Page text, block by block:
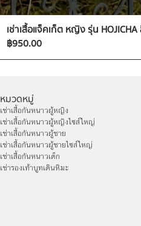
เช่าเสื้อแจ็คเก็ต หญิง รุ่น
ราคา
฿950.00
หมวดหมู่
เช่าเสื้อกันหนาวผู้หญิง
เช่าเสื้อกันหนาวผู้หญิงไซส์ใหญ่
เช่าเสื้อกันหนาวผู้ชาย
เช่าเสื้อกันหนาวผู้ชายไซส์ใหญ่
เช่าเสื้อกันหนาวเด็ก
เช่ารองเท้าบูทเดินหิมะ